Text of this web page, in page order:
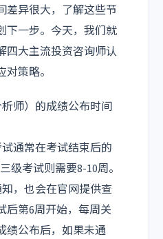
差异很大，了解这些节
下一步。今天，我们就
四大主流投资咨询师认
策略。
师）的成绩公布时间
通常在考试结束后的
级考试则需要8-10周。
，也会在官网提供查
后第6周开始，每周关
绩公布后，如果未通